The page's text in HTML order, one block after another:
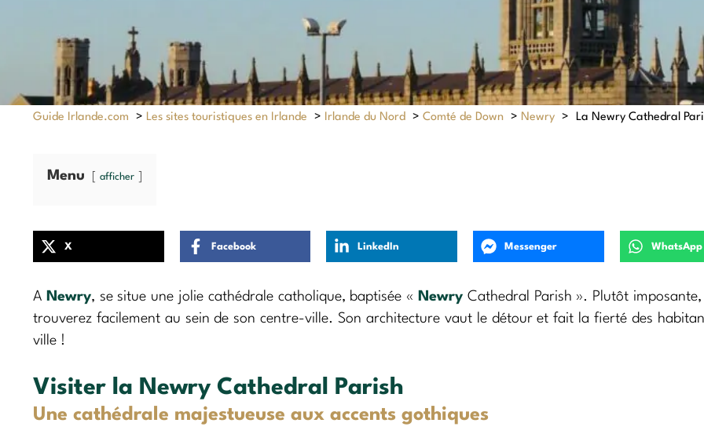
Guide Irlande.com > Les sites touristiques en Irlande > Irlande du Nord > Comté de Down > Newry > La Newry Cathedral
Menu afficher
X Facebook LinkedIn Messenger WhatsApp
A Newry, se situe une jolie cathédrale catholique, baptisée « NewryCathedral Parish ». Plutôt
trouverez facilement au sein de son centre-ville. Son architecture vaut le détour et fait la fierté des
ville !
Visiter la Newry Cathedral Parish
Une cathédrale majestueuse aux accents gothiques